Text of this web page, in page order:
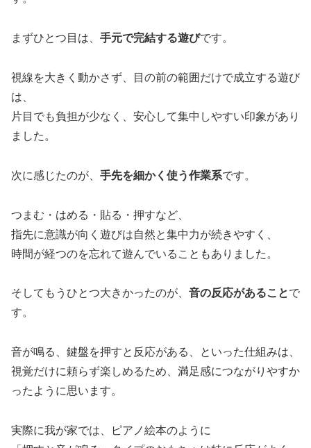
まずひとつ目は、 手元で完結する遊びです。
視線を大きく動かさず、目の前の範囲だけで成立する遊び
は、
片目でも負担が少なく、安心して集中しやすい印象があり
ました。
次に感じたのが、 手先を細かく使う作業系です。
つまむ・はめる・貼る・押すなど、
指先に意識が向く遊びは自然と集中力が続きやすく、
時間が経つのを忘れて遊んでいることもありました。
そしてもうひとつ大きかったのが、 音の反応があることで
す。
音が鳴る、鍵盤を押すと反応がある、といった仕組みは、
視覚だけに頼らず楽しめるため、満足感につながりやすか
ったように思います。
実際に我が家では、ピアノ絵本のように